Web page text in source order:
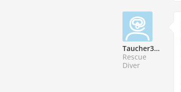
Taucher335127
Rescue
Diver